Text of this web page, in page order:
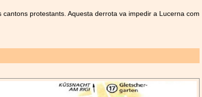
protestants. Aquesta derrota va impedir a Lucerna com